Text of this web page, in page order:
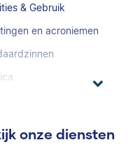
& Gebruik
en acroniemen
onze diensten